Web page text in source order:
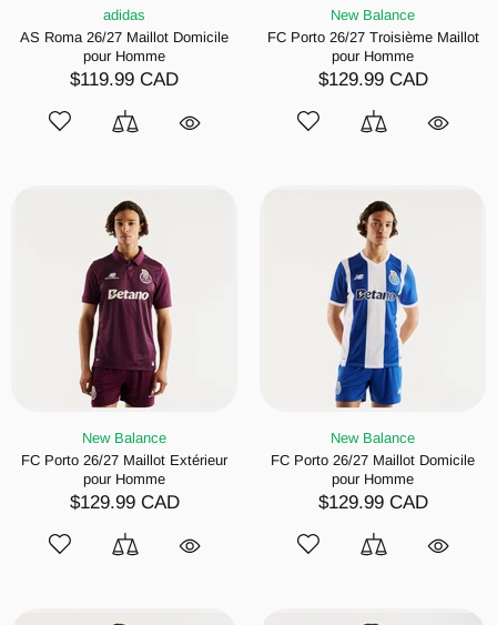
adidas
AS Roma 26/27 Maillot Domicile
pour Homme
$119.99 CAD
New Balance
FC Porto 26/27 Troisième Maillot
pour Homme
$129.99 CAD
New Balance
FC Porto 26/27 Maillot Extérieur
pour Homme
$129.99 CAD
New Balance
FC Porto 26/27 Maillot Domicile
pour Homme
$129.99 CAD